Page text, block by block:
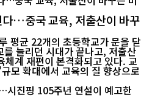
…중국 교육, 저출산이 바꾸
평균 22개의 초등학교가 문을 닫
늘리던 시대가 끝나고, 저출산
계 재편이 본격화되고 있다. 교
모 확대에서 교육의 질 향상으로